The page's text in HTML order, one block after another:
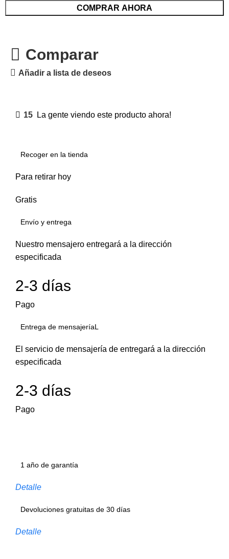
COMPRAR AHORA
Comparar
Añadir a lista de deseos
15 La gente viendo este producto ahora!
Recoger en la tienda
Para retirar hoy
Gratis
Envío y entrega
Nuestro mensajero entregará a la dirección
especificada
2-3 días
Pago
Entrega de mensajeríaL
El servicio de mensajería de entregará a la dirección
especificada
2-3 días
Pago
1 año de garantía
Detalle
Devoluciones gratuitas de 30 días
Detalle